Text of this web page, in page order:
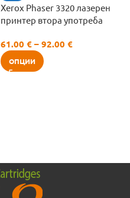
Xerox Phaser 3320 лазерен
принтер втора употреба
61.00 € – 92.00 €
ОПЦИИ